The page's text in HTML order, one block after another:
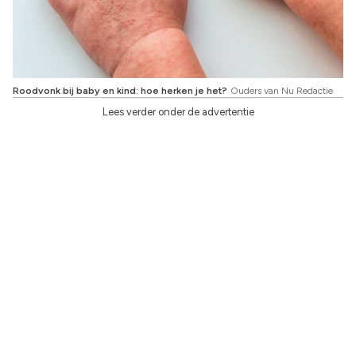
Roodvonk bij baby en kind: hoe herken je het? Ouders van Nu Redactie
Lees verder onder de advertentie